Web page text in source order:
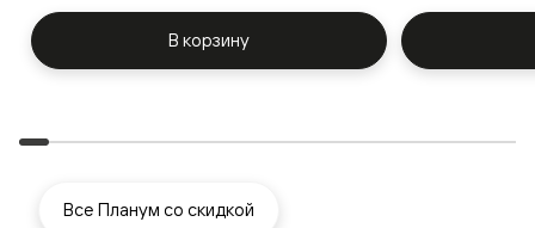
В корзину
Все Планум со скидкой